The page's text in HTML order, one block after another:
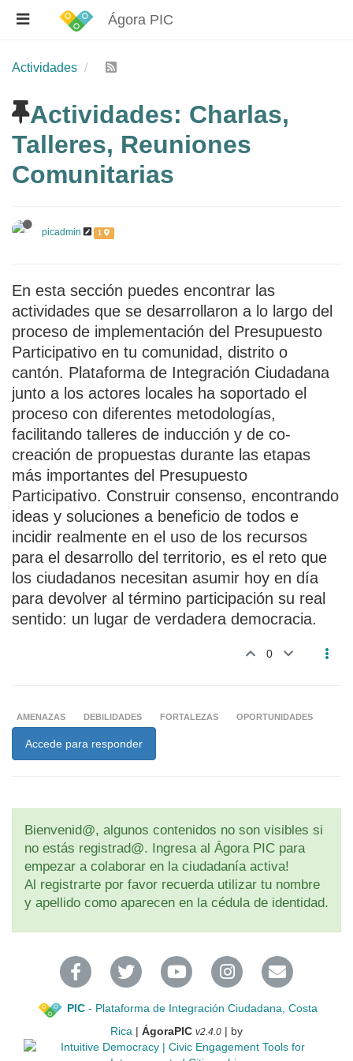
Ágora PIC
Actividades
Actividades: Charlas,
Talleres, Reuniones
Comunitarias
picadmin 1
En esta sección puedes encontrar las
actividades que se desarrollaron a lo largo del
proceso de implementación del Presupuesto
Participativo en tu comunidad, distrito o
cantón. Plataforma de Integración Ciudadana
junto a los actores locales ha soportado el
proceso con diferentes metodologías,
facilitando talleres de inducción y de co-
creación de propuestas durante las etapas
más importantes del Presupuesto
Participativo. Construir consenso, encontrando
ideas y soluciones a beneficio de todos e
incidir realmente en el uso de los recursos
para el desarrollo del territorio, es el reto que
los ciudadanos necesitan asumir hoy en día
para devolver al término participación su real
sentido: un lugar de verdadera democracia.
0
AMENAZAS DEBILIDADES FORTALEZAS OPORTUNIDADES
Accede para responder
Bienvenid@, algunos contenidos no son visibles si
no estás registrad@. Ingresa al Ágora PIC para
empezar a colaborar en la ciudadanía activa!
Al registrarte por favor recuerda utilizar tu nombre
y apellido como aparecen en la cédula de identidad.
PIC- Plataforma de Integración Ciudadana, Costa
Rica | ÁgoraPIC v2.4.0 | by